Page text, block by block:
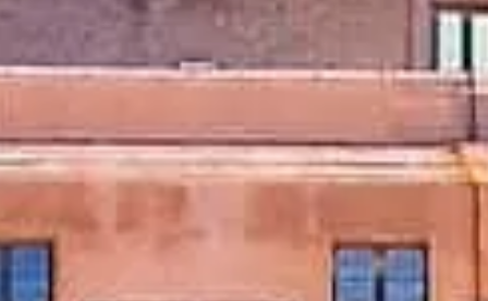
Jam kunjungan Apa yang bisa dilihat FAQ
Bahasa ID
Castel Sant'Angelo: pertanyaan yang sering diajukan